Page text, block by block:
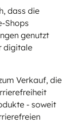
dass die
Shops
genutzt
digitale
Verkauf, die
- soweit